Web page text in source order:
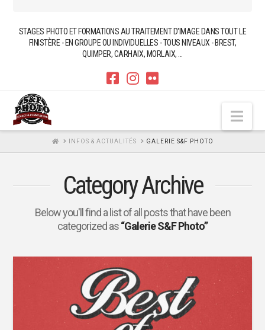
STAGES PHOTO ET FORMATIONS AU TRAITEMENT D'IMAGE DANS TOUT LE
FINISTÈRE - EN GROUPE OU INDIVIDUELLES - TOUS NIVEAUX - BREST,
QUIMPER, CARHAIX, MORLAIX, ...
HOMEINFOS & ACTUALITÉS GALERIE S&F PHOTO
Category Archive
Below you'll find a list of all posts that have been
categorized as“Galerie S&F Photo”